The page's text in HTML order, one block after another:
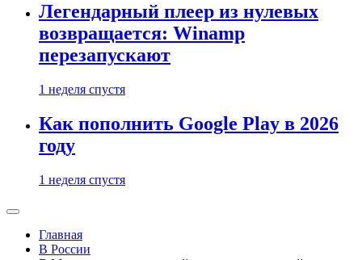
Легендарный плеер из нулевых
возвращается: Winamp
перезапускают
1 неделя спустя
Как пополнить Google Play в 2026
году
1 неделя спустя
Главная
В России